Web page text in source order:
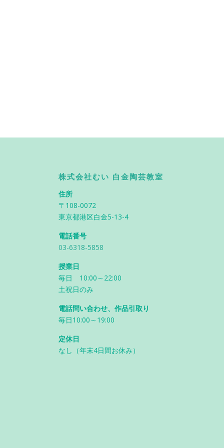
株式会社むい 白金陶芸教室
住所
〒108-0072
東京都港区白金5-13-4
電話番号
03-6318-5858
授業日
毎日 10:00～22:00
土祝日のみ
電話問い合わせ、作品引取り
毎日10:00～19:00
定休日
なし（年末4日間お休み）